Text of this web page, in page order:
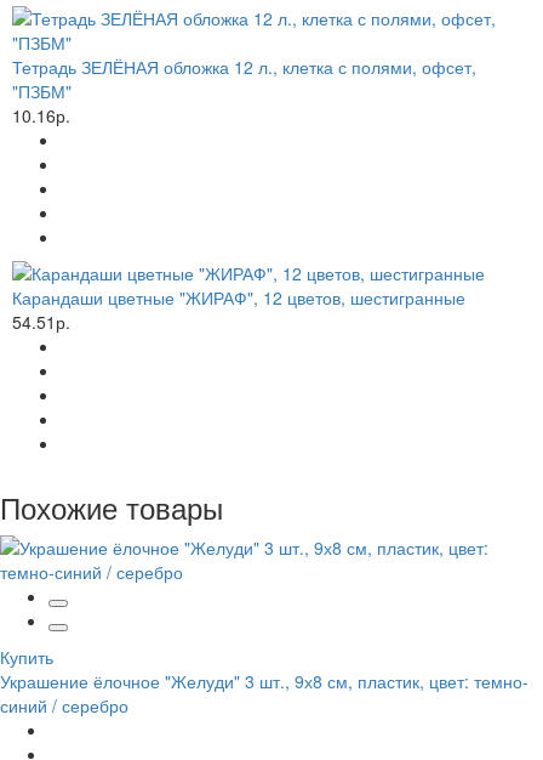
Тетрадь ЗЕЛЁНАЯ обложка 12 л., клетка с полями, офсет,
"ПЗБМ"
10.16р.
Карандаши цветные "ЖИРАФ", 12 цветов, шестигранные
54.51р.
Похожие товары
Купить
Украшение ёлочное "Желуди" 3 шт., 9х8 см, пластик, цвет: темно-
синий / серебро